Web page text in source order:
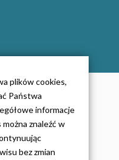
plików cookies,
Państwa
informacje
znaleźć w
bez zmian